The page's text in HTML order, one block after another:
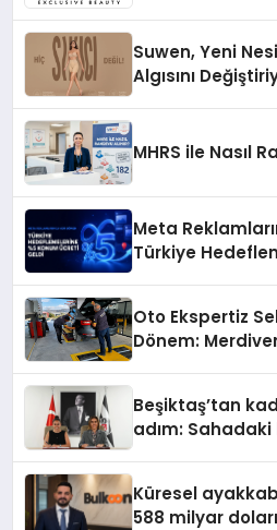
Suwen, Yeni
Algısını
MHRS ile Nasıl
Meta
Türkiye
Oto Ekspertiz
Dönem:
Beşiktaş’tan
adım:
Küresel
588 milyar